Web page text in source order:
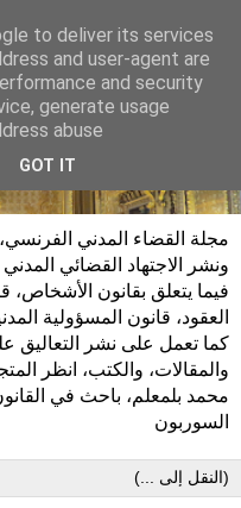
مجلة القضاء المدني
ونشر الاجتهاد القضائي
فيما يتعلق بقانون الأشخاص،
العقود، قانون المسؤولية
كما تعمل على نشر التعاليق
والمقالات، والكتب، انظر
السوربون
to deliver its services
and user-agent are
and security
generate usage
abuse.
GOT IT